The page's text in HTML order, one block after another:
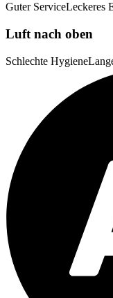
Guter ServiceLeckeres
Luft nach oben
Schlechte Hygiene